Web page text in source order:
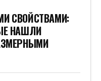
СВОЙСТВАМИ:
НАШЛИ